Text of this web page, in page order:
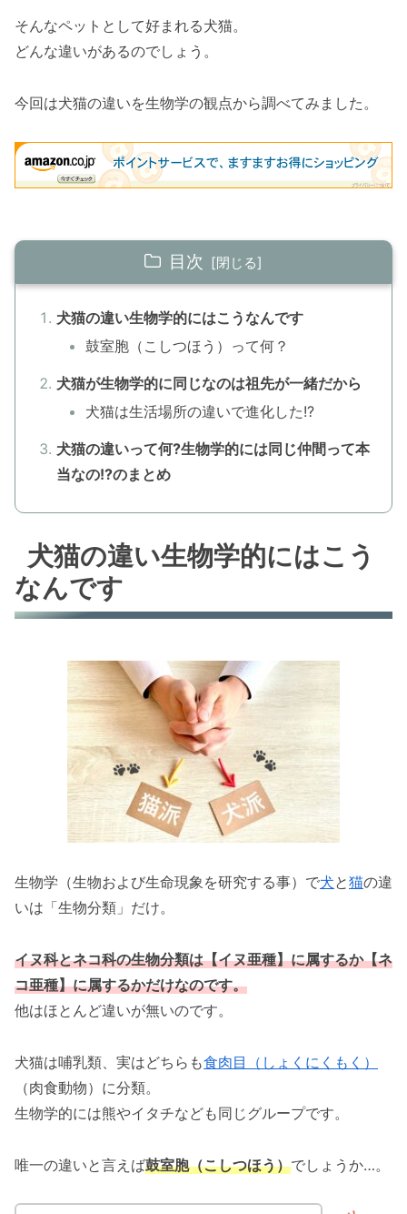
そんなペットとして好まれる犬猫。
どんな違いがあるのでしょう。
今回は犬猫の違いを生物学の観点から調べてみました。
目次
犬猫の違い生物学的にはこうなんです
鼓室胞（こしつほう）って何？
犬猫が生物学的に同じなのは祖先が一緒だから
犬猫は生活場所の違いで進化した!?
犬猫の違いって何?生物学的には同じ仲間って本
当なの!?のまとめ
犬猫の違い生物学的にはこう
なんです
生物学（生物および生命現象を研究する事）で犬と猫の違
いは「生物分類」だけ。
イヌ科とネコ科の生物分類は【イヌ亜種】に属するか【ネ
コ亜種】に属するかだけなのです。
他はほとんど違いが無いのです。
犬猫は哺乳類、実はどちらも食肉目（しょくにくもく）
（肉食動物）に分類。
生物学的には熊やイタチなども同じグループです。
唯一の違いと言えば鼓室胞（こしつほう）でしょうか…。